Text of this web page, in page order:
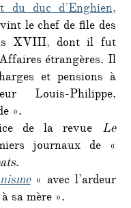
du duc d’Enghien,
le chef de file des
XVIII, dont il fut
étrangères. Il
et pensions à
Louis-Philippe,
».
de la revue Le
journaux de «
.
« avec l’ardeur
sa mère ».